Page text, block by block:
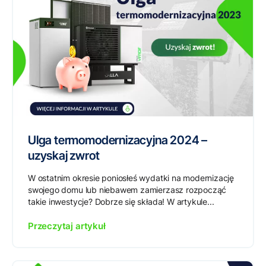
Ulga termomodernizacyjna 2024 –
uzyskaj zwrot
W ostatnim okresie poniosłeś wydatki na modernizację
swojego domu lub niebawem zamierzasz rozpocząć
takie inwestycje? Dobrze się składa! W artykule...
Przeczytaj artykuł